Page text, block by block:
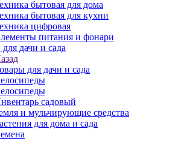
бытовая для дома
бытовая для кухни
цифровая
питания и фонари
дачи и сада
для дачи и сада
садовый
и мульчирующие средства
для дома и сада